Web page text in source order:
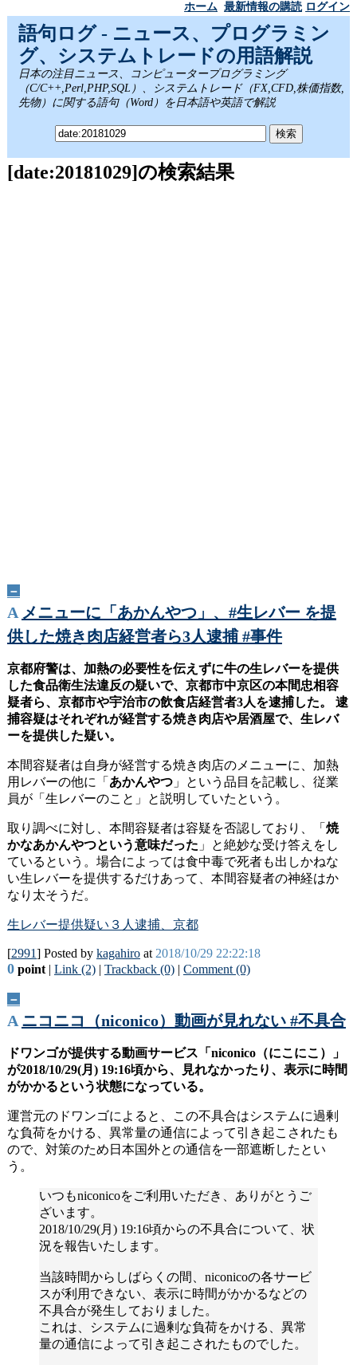
ホーム 最新情報の購読 ログイン
語句ログ - ニュース、プログラミン
グ、システムトレードの用語解説
日本の注目ニュース、コンピュータープログラミング
（C/C++,Perl,PHP,SQL）、システムトレード（FX,CFD,株価指数,
先物）に関する語句（Word）を日本語や英語で解説
[date:20181029]の検索結果
－
A メニューに「あかんやつ」、#生レバー を提
供した焼き肉店経営者ら3人逮捕 #事件
京都府警は、加熱の必要性を伝えずに牛の生レバーを提供
した食品衛生法違反の疑いで、京都市中京区の本間忠相容
疑者ら、京都市や宇治市の飲食店経営者3人を逮捕した。 逮
捕容疑はそれぞれが経営する焼き肉店や居酒屋で、生レバ
ーを提供した疑い。
本間容疑者は自身が経営する焼き肉店のメニューに、加熱
用レバーの他に「 あかんやつ」という品目を記載し、従業
員が「生レバーのこと」と説明していたという。
取り調べに対し、本間容疑者は容疑を否認しており、「 焼
かなあかんやつという意味だった 」と絶妙な受け答えをし
ているという。場合によっては食中毒で死者も出しかねな
い生レバーを提供するだけあって、本間容疑者の神経はか
なり太そうだ。
生レバー提供疑い３人逮捕、京都
[2991] Posted by kagahiroat 2018/10/29 22:22:18
0point| Link (2)| Trackback (0)| Comment (0)
－
A ニコニコ（niconico）動画が見れない #不具合
ドワンゴが提供する動画サービス「niconico（にこにこ）」
が2018/10/29(月) 19:16頃から、見れなかったり、表示に時間
がかかるという状態になっている。
運営元のドワンゴによると、この不具合はシステムに過剰
な負荷をかける、異常量の通信によって引き起こされたも
ので、対策のため日本国外との通信を一部遮断したとい
う。
いつもniconicoをご利用いただき、ありがとうご
ざいます。
2018/10/29(月) 19:16頃からの不具合について、状
況を報告いたします。
当該時間からしばらくの間、niconicoの各サービ
スが利用できない、表示に時間がかかるなどの
不具合が発生しておりました。
これは、システムに過剰な負荷をかける、異常
量の通信によって引き起こされたものでした。